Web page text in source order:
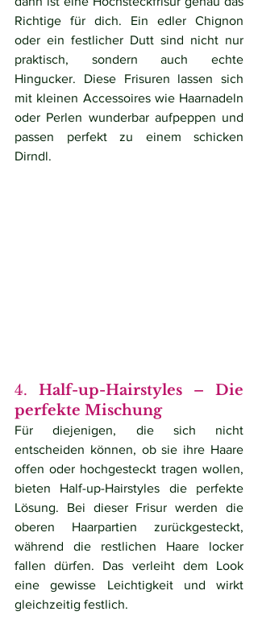
Richtige für dich. Ein edler Chignon
oder ein festlicher Dutt sind nicht nur
praktisch, sondern auch echte
Hingucker. Diese Frisuren lassen sich
mit kleinen Accessoires wie Haarnadeln
oder Perlen wunderbar aufpeppen und
passen perfekt zu einem schicken
Dirndl.
4. Half-up-Hairstyles – Die
perfekte Mischung
Für diejenigen, die sich nicht
entscheiden können, ob sie ihre Haare
offen oder hochgesteckt tragen wollen,
bieten Half-up-Hairstyles die perfekte
Lösung. Bei dieser Frisur werden die
oberen Haarpartien zurückgesteckt,
während die restlichen Haare locker
fallen dürfen. Das verleiht dem Look
eine gewisse Leichtigkeit und wirkt
gleichzeitig festlich.